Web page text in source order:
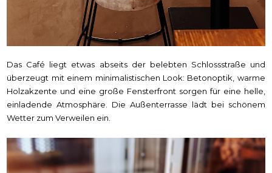
Das Café liegt etwas abseits der belebten Schlossstraße und
überzeugt mit einem minimalistischen Look: Betonoptik, warme
Holzakzente und eine große Fensterfront sorgen für eine helle,
einladende Atmosphäre. Die Außenterrasse lädt bei schönem
Wetter zum Verweilen ein.